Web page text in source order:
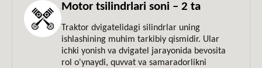
Motor tsilindrlari soni – 2 ta
Traktor dvigatelidagi silindrlar uning
ishlashining muhim tarkibiy qismidir. Ular
ichki yonish va dvigatel jarayonida bevosita
rol o'ynaydi, quvvat va samaradorlikni